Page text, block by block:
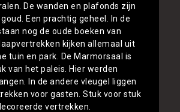
De wanden en plafonds zijn
Een prachtig geheel. In de
nog de oude boeken van
kijken allemaal uit
tuin en park. De Marmorsaal is
van het paleis. Hier werden
In de andere vleugel liggen
voor gasten. Stuk voor stuk
vertrekken.